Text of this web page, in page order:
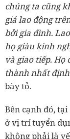
chúng ta cũng
giá lao động
bởi gia đình.
họ giàu kinh
và giao tiếp. Họ
thành nhất
bày tỏ.
Bên cạnh đó,
ở vị trí tuyển
không phải là